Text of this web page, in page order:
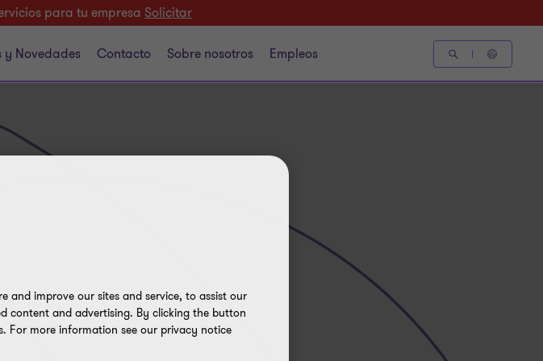
para tu empresa Solicitar
y Novedades Contacto Sobre nosotros Empleos
and improve our sites and service, to assist our
content and advertising. By clicking the button
For more information see our privacy notice